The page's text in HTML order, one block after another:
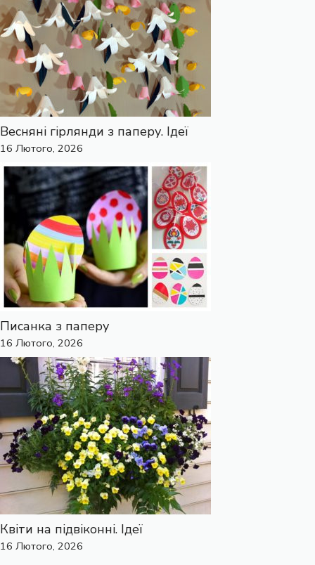
Весняні гірлянди з паперу. Ідеї
16 Лютого, 2026
Писанка з паперу
16 Лютого, 2026
Квіти на підвіконні. Ідеї
16 Лютого, 2026